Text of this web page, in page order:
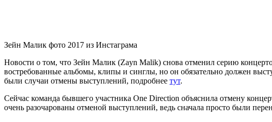
Зейн Малик фото 2017 из Инстаграма
Новости о том, что Зейн Малик (Zayn Malik) снова отменил серию
востребованные альбомы, клипы и синглы, но он обязательно должен
были случаи отмены выступлений, подробнее тут.
Сейчас команда бывшего участника One Direction объяснила отмену
очень разочарованы отменой выступлений, ведь сначала просто были